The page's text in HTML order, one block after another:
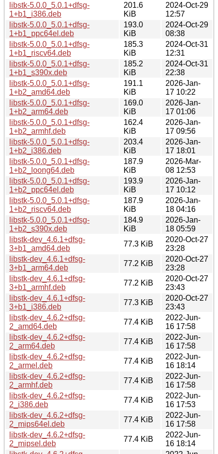
libstk-5.0.0_5.0.1+dfsg-
1+b1_i386.deb
201.6
KiB
2024-Oct-29
12:57
libstk-5.0.0_5.0.1+dfsg-
1+b1_ppc64el.deb
193.0
KiB
2024-Oct-29
08:38
libstk-5.0.0_5.0.1+dfsg-
1+b1_riscv64.deb
185.3
KiB
2024-Oct-31
12:31
libstk-5.0.0_5.0.1+dfsg-
1+b1_s390x.deb
185.2
KiB
2024-Oct-31
22:38
libstk-5.0.0_5.0.1+dfsg-
1+b2_amd64.deb
191.1
KiB
2026-Jan-
17 10:22
libstk-5.0.0_5.0.1+dfsg-
1+b2_arm64.deb
169.0
KiB
2026-Jan-
17 01:06
libstk-5.0.0_5.0.1+dfsg-
1+b2_armhf.deb
162.4
KiB
2026-Jan-
17 09:56
libstk-5.0.0_5.0.1+dfsg-
1+b2_i386.deb
203.4
KiB
2026-Jan-
17 18:01
libstk-5.0.0_5.0.1+dfsg-
1+b2_loong64.deb
187.9
KiB
2026-Mar-
08 12:53
libstk-5.0.0_5.0.1+dfsg-
1+b2_ppc64el.deb
193.9
KiB
2026-Jan-
17 10:12
libstk-5.0.0_5.0.1+dfsg-
1+b2_riscv64.deb
187.9
KiB
2026-Jan-
18 04:16
libstk-5.0.0_5.0.1+dfsg-
1+b2_s390x.deb
184.9
KiB
2026-Jan-
18 05:59
libstk-dev_4.6.1+dfsg-
3+b1_amd64.deb
77.3 KiB
2020-Oct-27
23:28
libstk-dev_4.6.1+dfsg-
3+b1_arm64.deb
77.2 KiB
2020-Oct-27
23:28
libstk-dev_4.6.1+dfsg-
3+b1_armhf.deb
77.2 KiB
2020-Oct-27
23:43
libstk-dev_4.6.1+dfsg-
3+b1_i386.deb
77.3 KiB
2020-Oct-27
23:43
libstk-dev_4.6.2+dfsg-
2_amd64.deb
77.4 KiB
2022-Jun-
16 17:58
libstk-dev_4.6.2+dfsg-
2_arm64.deb
77.4 KiB
2022-Jun-
16 17:58
libstk-dev_4.6.2+dfsg-
2_armel.deb
77.4 KiB
2022-Jun-
16 18:14
libstk-dev_4.6.2+dfsg-
2_armhf.deb
77.4 KiB
2022-Jun-
16 17:58
libstk-dev_4.6.2+dfsg-
2_i386.deb
77.4 KiB
2022-Jun-
16 17:53
libstk-dev_4.6.2+dfsg-
2_mips64el.deb
77.4 KiB
2022-Jun-
16 17:58
libstk-dev_4.6.2+dfsg-
2_mipsel.deb
77.4 KiB
2022-Jun-
16 18:14